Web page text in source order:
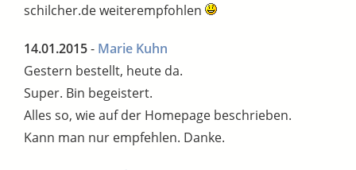
schilcher.de weiterempfohlen
14.01.2015- Marie Kuhn
Gestern bestellt, heute da.
Super. Bin begeistert.
Alles so, wie auf der Homepage beschrieben.
Kann man nur empfehlen. Danke.